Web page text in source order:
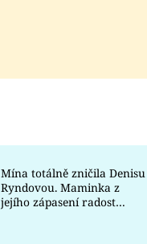
Prima Lajk
Sledujte nás
Mína totálně zničila Denisu
Ryndovou. Maminka z
jejího zápasení radost